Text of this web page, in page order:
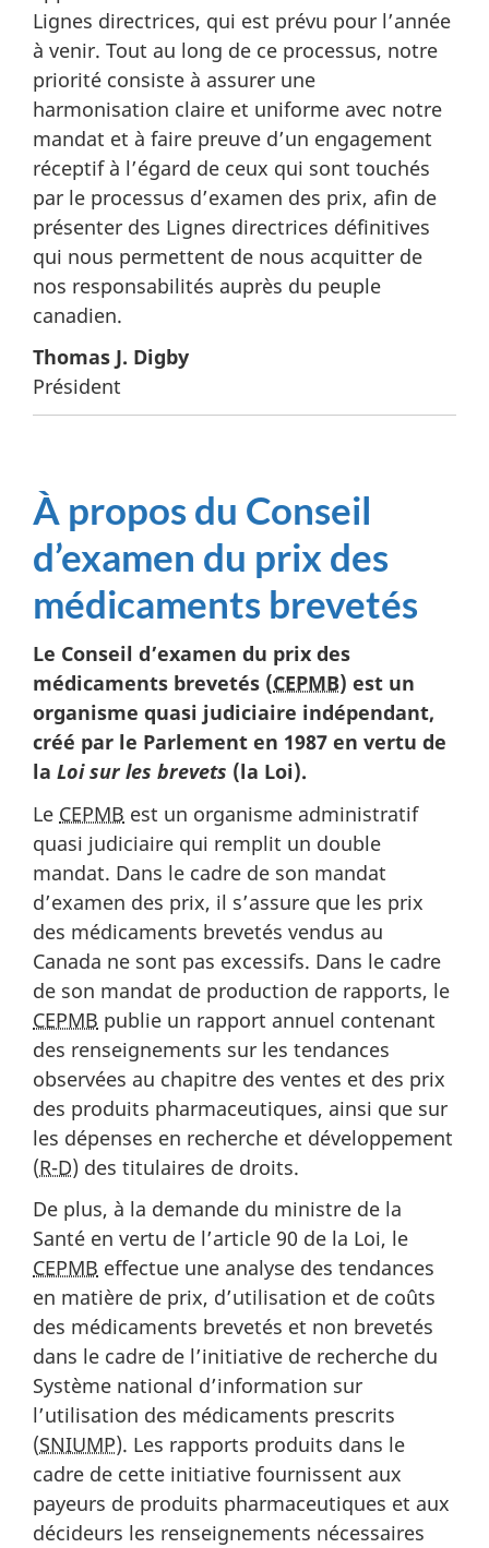
Lignes directrices, qui est prévu pour l’année
à venir. Tout au long de ce processus, notre
priorité consiste à assurer une
harmonisation claire et uniforme avec notre
mandat et à faire preuve d’un engagement
réceptif à l’égard de ceux qui sont touchés
par le processus d’examen des prix, afin de
présenter des Lignes directrices définitives
qui nous permettent de nous acquitter de
nos responsabilités auprès du peuple
canadien.
Thomas J. Digby
Président
À propos du Conseil
d’examen du prix des
médicaments brevetés
Le Conseil d’examen du prix des
médicaments brevetés (CEPMB) est un
organisme quasi judiciaire indépendant,
créé par le Parlement en 1987 en vertu de
la Loi sur les brevets (la Loi).
Le CEPMB est un organisme administratif
quasi judiciaire qui remplit un double
mandat. Dans le cadre de son mandat
d’examen des prix, il s’assure que les prix
des médicaments brevetés vendus au
Canada ne sont pas excessifs. Dans le cadre
de son mandat de production de rapports, le
CEPMB publie un rapport annuel contenant
des renseignements sur les tendances
observées au chapitre des ventes et des prix
des produits pharmaceutiques, ainsi que sur
les dépenses en recherche et développement
(R-D) des titulaires de droits.
De plus, à la demande du ministre de la
Santé en vertu de l’article 90 de la Loi, le
CEPMB effectue une analyse des tendances
en matière de prix, d’utilisation et de coûts
des médicaments brevetés et non brevetés
dans le cadre de l’initiative de recherche du
Système national d’information sur
l’utilisation des médicaments prescrits
(SNIUMP). Les rapports produits dans le
cadre de cette initiative fournissent aux
payeurs de produits pharmaceutiques et aux
décideurs les renseignements nécessaires